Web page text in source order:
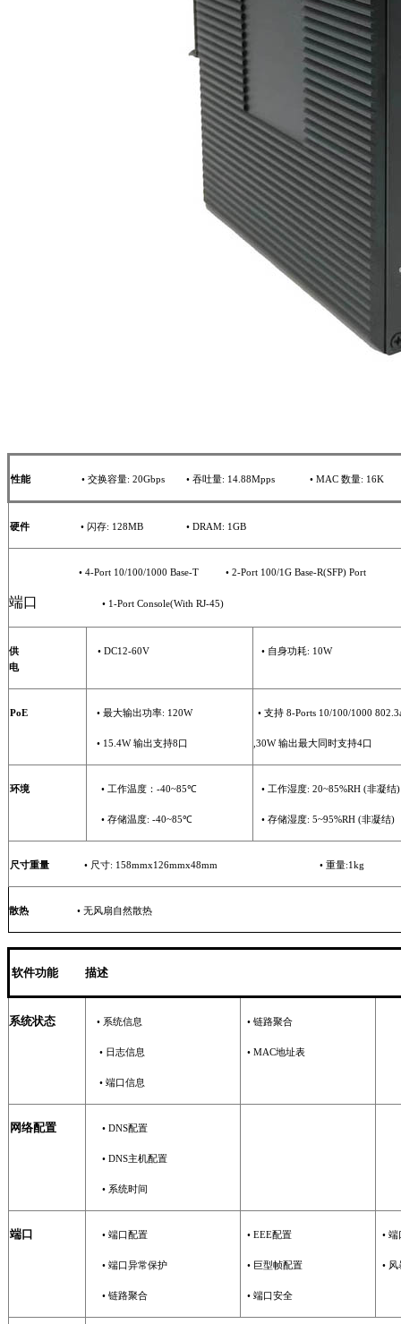
性能 •交换容量:20Gbps •吞吐量: 14.88Mpps •MAC 数量: 16K
硬件 •闪存: 128MB •DRAM: 1GB
• 4-Port 10/100/1000 Base-T • 2-Port 100/1G Base-R(SFP) Port
端口 • 1-Port Console(With RJ-45)
供
电
• DC12-60V • 自身功耗: 10W
PoE • 最大输出功率: 120W
•15.4W输出支持8口
• 支持 8-Ports 10/100/1000
,30W输出最大同时支持4口
环境 • 工作温度：-40~85℃
•存储温度: -40~85℃
• 工作湿度: 20~85%RH (非凝结)
• 存储湿度: 5~95%RH (非凝结)
尺寸重量 • 尺寸: 158mmx126mmx48mm •重量:1kg
散热 •无风扇自然散热
软件功能 描述
系统状态 • 系统信息
• 日志信息
• 端口信息
• 链路聚合
• MAC地址表
网络配置 • DNS配置
• DNS主机配置
• 系统时间
端口 • 端口配置
• 端口异常保护
• 链路聚合
• EEE配置
• 巨型帧配置
• 端口安全
• 端
•